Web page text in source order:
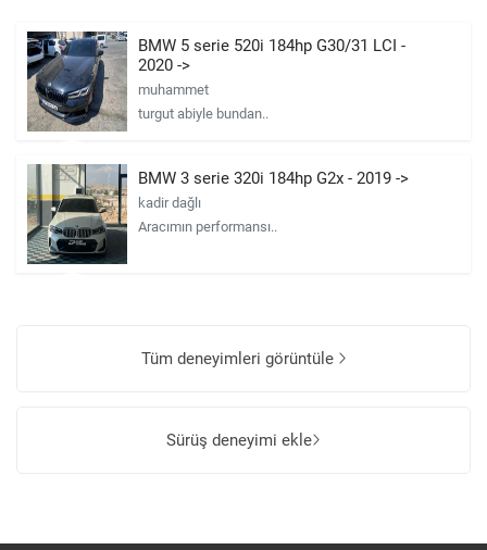
BMW 5 serie 520i 184hp G30/31 LCI -
2020 ->
muhammet
turgut abiyle bundan..
BMW 3 serie 320i 184hp G2x - 2019 ->
kadir dağlı
Aracımın performansı..
Tüm deneyimleri görüntüle
Sürüş deneyimi ekle